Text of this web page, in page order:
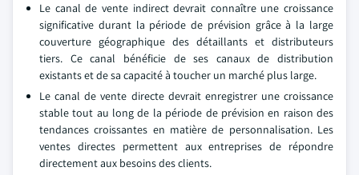
Le canal de vente indirect devrait connaître une croissance
significative durant la période de prévision grâce à la large
couverture géographique des détaillants et distributeurs
tiers. Ce canal bénéficie de ses canaux de distribution
existants et de sa capacité à toucher un marché plus large.
Le canal de vente directe devrait enregistrer une croissance
stable tout au long de la période de prévision en raison des
tendances croissantes en matière de personnalisation. Les
ventes directes permettent aux entreprises de répondre
directement aux besoins des clients.